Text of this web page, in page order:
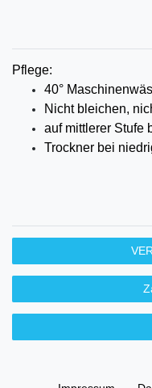
Pflege:
40°
Nicht bleichen,
auf mittlerer Stufe
Trockner bei